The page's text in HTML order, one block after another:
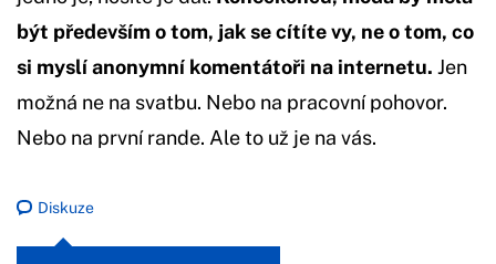
být především o tom, jak se cítíte vy, ne o tom, co
si myslí anonymní komentátoři na internetu. Jen
možná ne na svatbu. Nebo na pracovní pohovor.
Nebo na první rande. Ale to už je na vás.
Diskuze